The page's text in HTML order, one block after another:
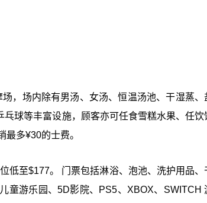
，场内除有男汤、女汤、恒温汤池、干湿蒸、
球等丰富设施，顾客亦可任食雪糕水果、任饮
多¥30的士费。
低至$177。 门票包括淋浴、泡池、洗护用品、
游乐园、5D影院、PS5、XBOX、SWITCH